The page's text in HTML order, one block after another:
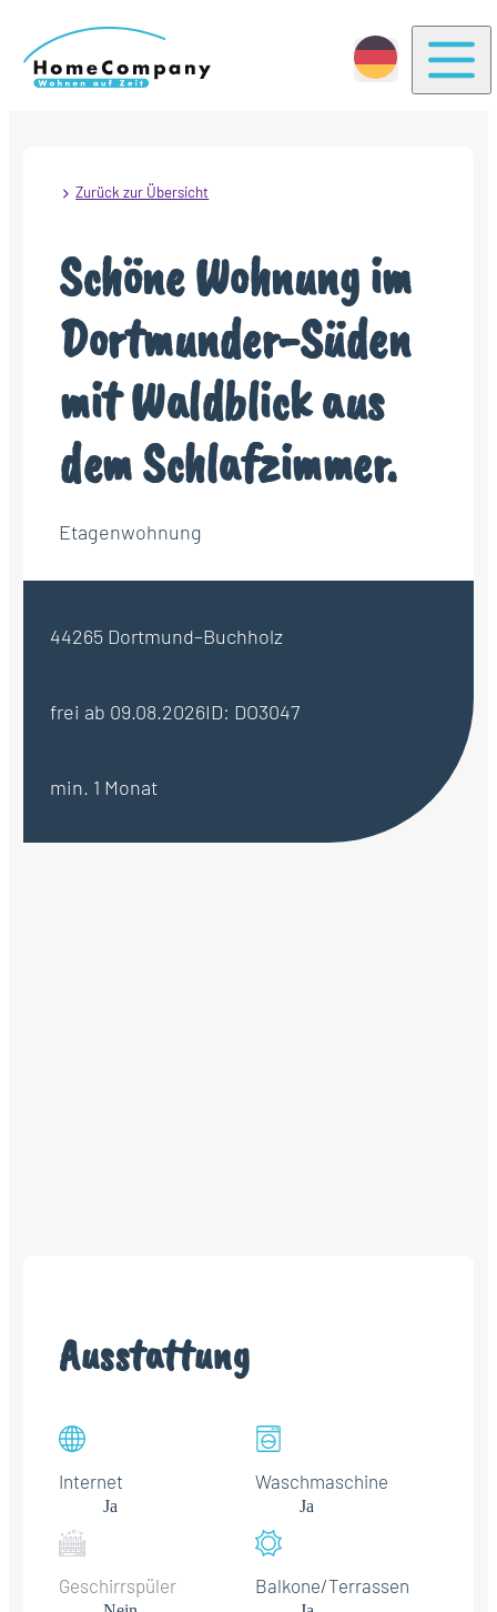
Zurück zur Übersicht
Schöne Wohnung im
Dortmunder-Süden
mit Waldblick aus
dem Schlafzimmer.
Etagenwohnung
44265 Dortmund–Buchholz
frei ab 09.08.2026ID: DO3047
min. 1 Monat
Ausstattung
Internet
Ja
Waschmaschine
Ja
Geschirrspüler Balkone/Terrassen